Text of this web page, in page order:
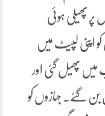
پھیلی ہوئی
کو اپنی لپیٹ میں
میں پھیل گئی اور
بن گئے۔ جہازوں کو